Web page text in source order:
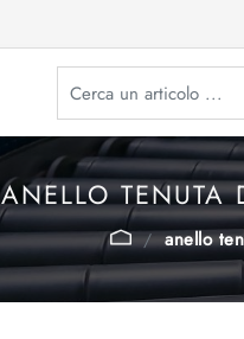
ANELLO TENUTA
anello